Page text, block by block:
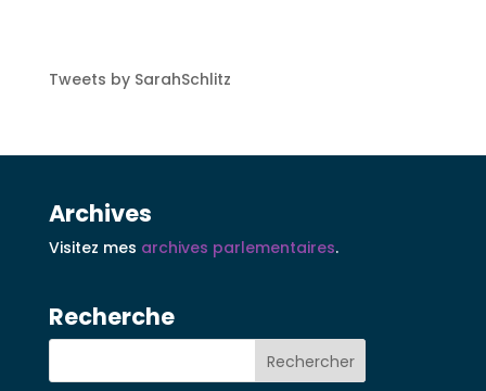
Tweets by SarahSchlitz
Archives
Visitez mes archives parlementaires.
Recherche